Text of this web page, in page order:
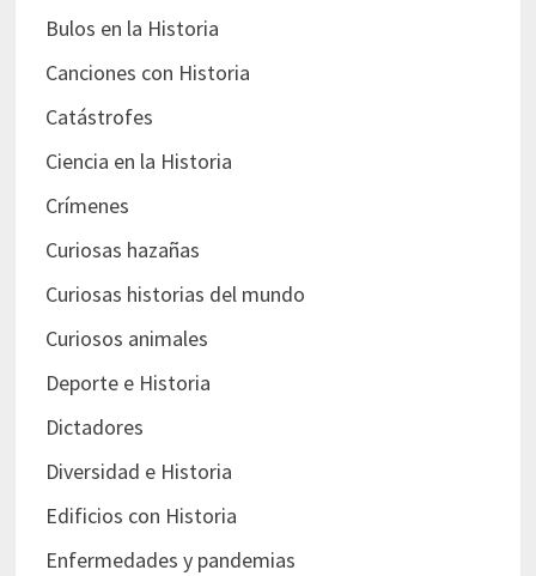
Bulos en la Historia
Canciones con Historia
Catástrofes
Ciencia en la Historia
Crímenes
Curiosas hazañas
Curiosas historias del mundo
Curiosos animales
Deporte e Historia
Dictadores
Diversidad e Historia
Edificios con Historia
Enfermedades y pandemias